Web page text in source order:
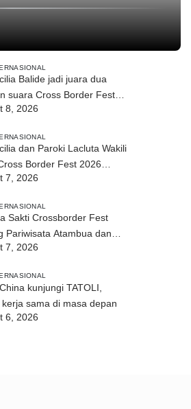
Balide jadi juara dua
suara Cross Border Fest
8, 2026
dan Paroki Lacluta Wakili
Border Fest 2026
Atambua
7, 2026
Sakti Crossborder Fest
Pariwisata Atambua dan
7, 2026
kunjungi TATOLI,
kerja sama di masa depan
6, 2026